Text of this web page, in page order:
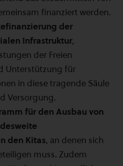
finanziert werden.
der
Infrastruktur,
der Freien
Unterstützung für
in diese tragende Säule
Versorgung.
für den Ausbau von
den Kitas, an denen sich
muss. Zudem